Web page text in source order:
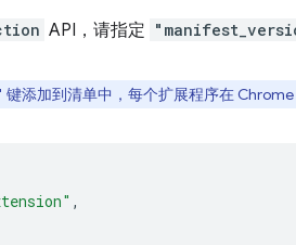
API，请指定
键添加到清单中，每个扩展程序在 Chrome
,